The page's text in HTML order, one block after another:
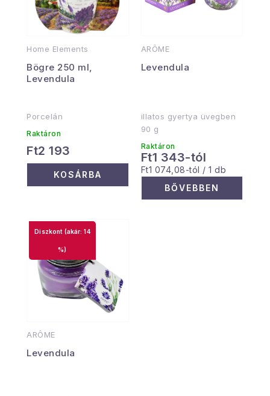
Home Elements
Bögre 250 ml,
Levendula
Porcelán
Raktáron
Ft2 193
KOSÁRBA
ARÔME
Levendula
illatos gyertya üvegben
90 g
Raktáron
Ft1 343-tól
Egységár:
Ft1 074,08-tól / 1 db
BŐVEBBEN
ARÔME
Levendula
(akár: 14
%)